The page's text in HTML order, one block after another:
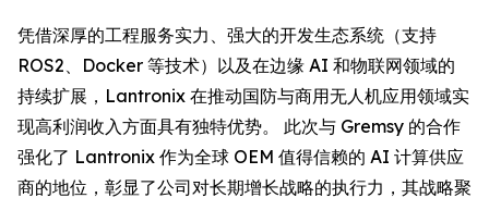
凭借深厚的工程服务实力、强大的开发生态系统（支持
ROS2、Docker 等技术）以及在边缘 AI 和物联网领域的
持续扩展，Lantronix 在推动国防与商用无人机应用领域实
现高利润收入方面具有独特优势。 此次与 Gremsy 的合作
强化了 Lantronix 作为全球 OEM 值得信赖的 AI 计算供应
商的地位，彰显了公司对长期增长战略的执行力，其战略聚